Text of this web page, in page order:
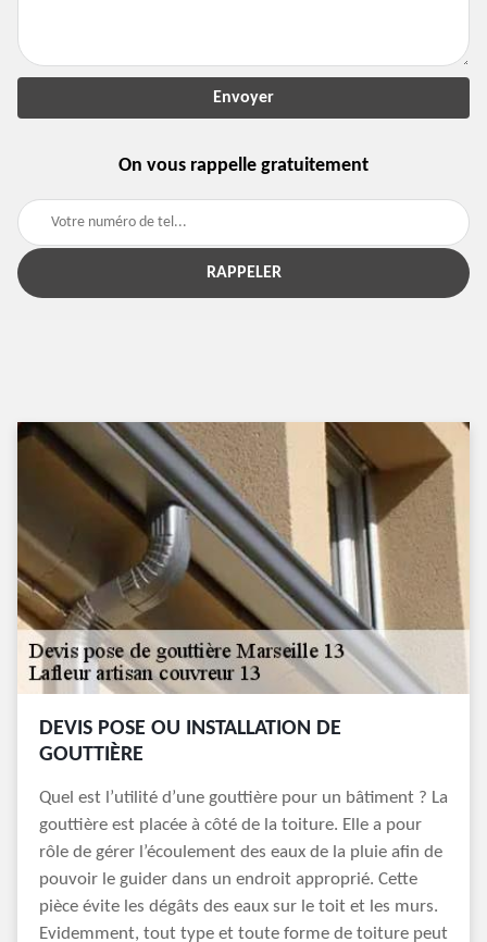
On vous rappelle gratuitement
DEVIS POSE OU INSTALLATION DE
GOUTTIÈRE
Quel est l’utilité d’une gouttière pour un bâtiment ? La
gouttière est placée à côté de la toiture. Elle a pour
rôle de gérer l’écoulement des eaux de la pluie afin de
pouvoir le guider dans un endroit approprié. Cette
pièce évite les dégâts des eaux sur le toit et les murs.
Evidemment, tout type et toute forme de toiture peut